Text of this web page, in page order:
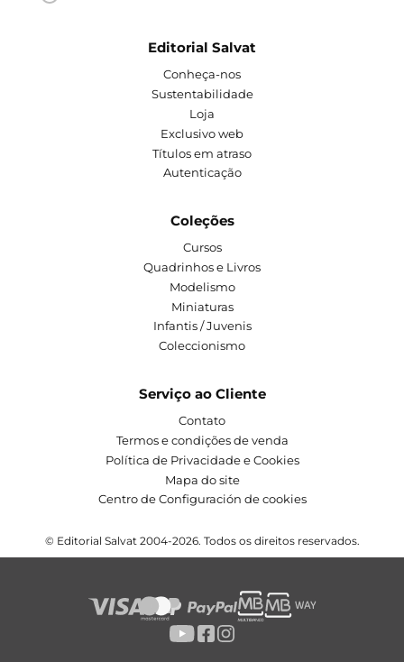
Editorial Salvat
Conheça-nos
Sustentabilidade
Loja
Exclusivo web
Títulos em atraso
Autenticação
Coleções
Cursos
Quadrinhos e Livros
Modelismo
Miniaturas
Infantis / Juvenis
Coleccionismo
Serviço ao Cliente
Contato
Termos e condições de venda
Política de Privacidade e Cookies
Mapa do site
Centro de Configuración de cookies
© Editorial Salvat 2004-2026. Todos os direitos reservados.